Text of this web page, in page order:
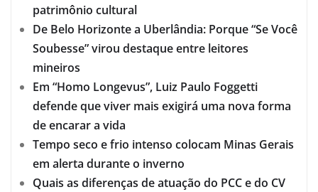
patrimônio cultural
De Belo Horizonte a Uberlândia: Porque “Se Você
Soubesse” virou destaque entre leitores
mineiros
Em “Homo Longevus”, Luiz Paulo Foggetti
defende que viver mais exigirá uma nova forma
de encarar a vida
Tempo seco e frio intenso colocam Minas Gerais
em alerta durante o inverno
Quais as diferenças de atuação do PCC e do CV